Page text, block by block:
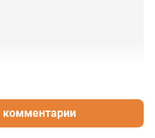
комментарии